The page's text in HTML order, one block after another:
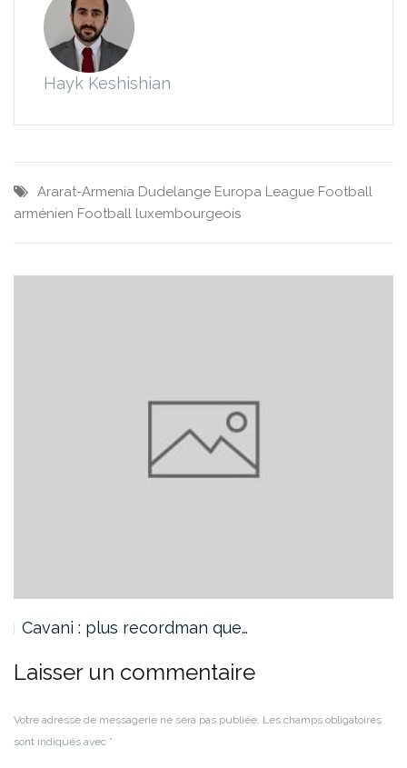
Hayk Keshishian
Ararat-Armenia Dudelange Europa League Football
arménien Football luxembourgeois
Cavani : plus recordman que…
Laisser un commentaire
Votre adresse de messagerie ne sera pas publiée. Les champs obligatoires
sont indiqués avec *